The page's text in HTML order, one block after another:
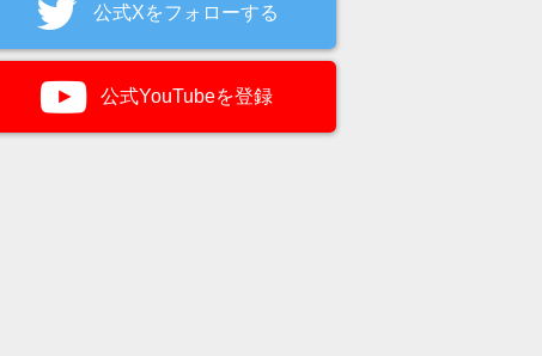
公式Xをフォローする
公式YouTubeを登録